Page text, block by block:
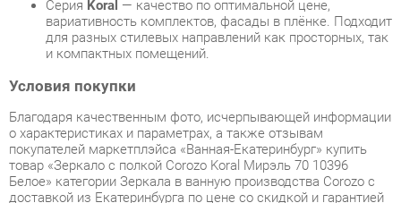
Условия покупки
Благодаря качественным фото, исчерпывающей информации
о характеристиках и параметрах, а также отзывам
товар «Зеркало с полкой Corozo Koral Мирэль 70 10396
доставкой из Екатеринбурга по цене со скидкой и гарантией
от производителя не составит труда.
Мы отправляем заказы в доставку ежедневно. Товары из
ассортимента в наличии на складе в Екатеринбурге вы
получите не позднее48-ми часовс момента оформления